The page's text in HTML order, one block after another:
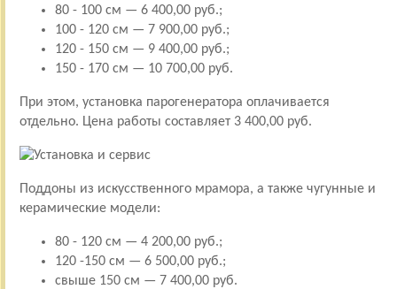
80 - 100 см — 6 400,00 руб.;
100 - 120 см — 7 900,00 руб.;
120 - 150 см — 9 400,00 руб.;
150 - 170 см — 10 700,00 руб.
При этом, установка парогенератора оплачивается
отдельно. Цена работы составляет 3 400,00 руб.
Поддоны из искусственного мрамора, а также чугунные и
керамические модели:
80 - 120 см — 4 200,00 руб.;
120 -150 см — 6 500,00 руб.;
свыше 150 см — 7 400,00 руб.